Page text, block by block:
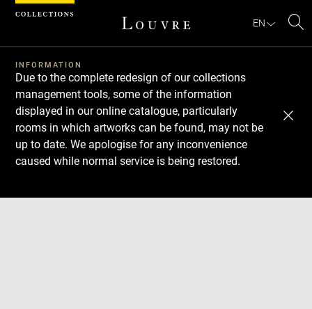
EN
INFORMATION
Due to the complete redesign of our collections
management tools, some of the information
displayed in our online catalogue, particularly
rooms in which artworks can be found, may not be
up to date. We apologise for any inconvenience
caused while normal service is being restored.
Download
Next
Previous
Cookies management panel